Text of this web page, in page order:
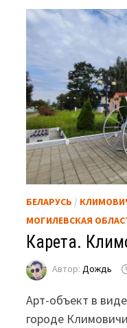
БЕЛАРУСЬ /
МОГИЛЕВСКАЯ
Карета.
Автор:Дождь
Арт-объект в
городе